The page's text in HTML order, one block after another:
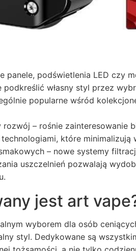
panele, podświetlenia LED czy
podkreślić własny styl przez
popularne wśród
– rośnie zainteresowanie
które minimalizują
– nowe systemy
uszczelnień pozwalają
jest art
wyborem dla osób
styl. Dedykowane są